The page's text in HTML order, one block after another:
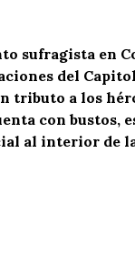
sufragista en
del
tributo a los
con bustos,
al interior de